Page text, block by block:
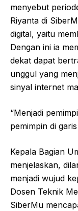
menyebut
Riyanta di
digital, yaitu
Dengan ini ia
dekat dapat
unggul yang
sinyal internet
“Menjadi
pemimpin di
Kepala Bagian
menjelaskan,
menjadi wujud
Dosen Teknik
SiberMu